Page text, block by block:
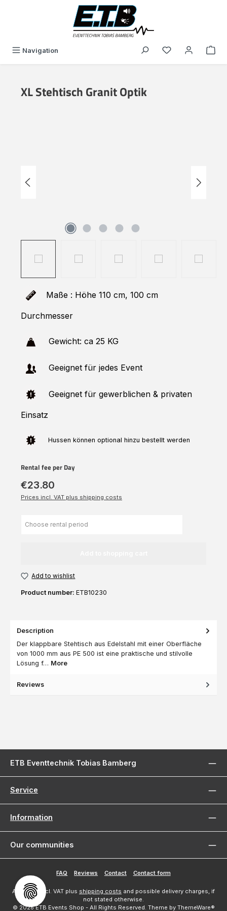
Navigation You have 0
XL Stehtisch Granit Optik
Maße : Höhe 110 cm, 100 cm
Durchmesser
Gewicht: ca 25 KG
Geeignet für jedes Event
Geeignet für gewerblichen & privaten
Einsatz
Hussen können optional hinzu bestellt werden
Rental fee per Day
€23.80
Prices incl. VAT plus shipping costs
Add to wishlist
Product number: ETB10230
Description
Der klappbare Stehtisch aus Edelstahl mit einer Oberfläche
von 1000 mm aus PE 500 ist eine praktische und stilvolle
Lösung f… More
Reviews
ETB Eventtechnik Tobias Bamberg
Service
Information
Our communities
FAQ Reviews Contact Contact form
All prices incl. VAT plus shipping costs and possible delivery charges, if
not stated otherwise.
© 2026 ETB Events Shop - All Rights Reserved. Theme by ThemeWare®